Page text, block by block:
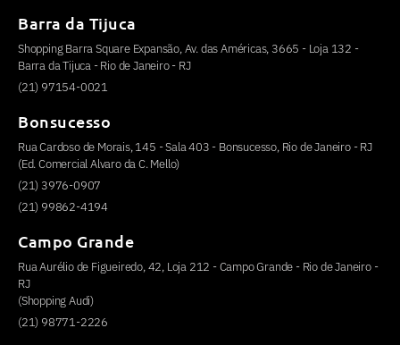
Barra da Tijuca
Shopping Barra Square Expansão, Av. das Américas, 3665 - Loja 132 -
Barra da Tijuca - Rio de Janeiro - RJ
(21) 97154-0021
Bonsucesso
Rua Cardoso de Morais, 145 - Sala 403 - Bonsucesso, Rio de Janeiro - RJ
(Ed. Comercial Alvaro da C. Mello)
(21) 3976-0907
(21) 99862-4194
Campo Grande
Rua Aurélio de Figueiredo, 42, Loja 212 - Campo Grande - Rio de Janeiro -
RJ
(Shopping Audi)
(21) 98771-2226